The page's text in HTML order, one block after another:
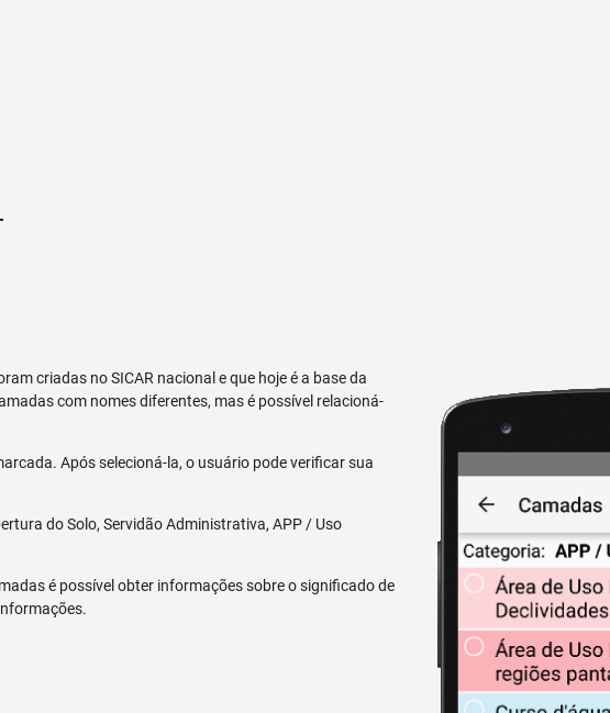
criadas no SICAR nacional e que hoje é a base da
com nomes diferentes, mas é possível relacioná-
Após selecioná-la, o usuário pode verificar sua
do Solo, Servidão Administrativa, APP / Uso
é possível obter informações sobre o significado de